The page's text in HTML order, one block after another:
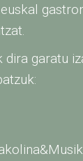
dira garatu